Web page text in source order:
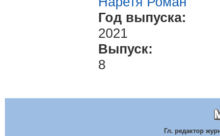
Год выпуска:
2021
Выпуск:
8
Гл. редактор